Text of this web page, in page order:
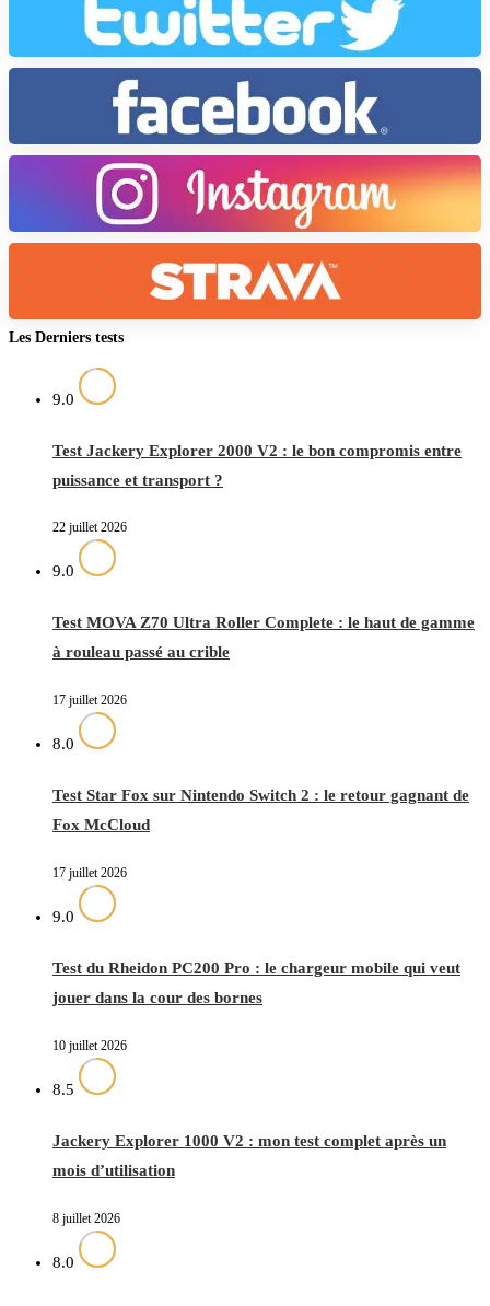
Les Derniers tests
9.0
Test Jackery Explorer 2000 V2 : le bon compromis entre
puissance et transport ?
22 juillet 2026
9.0
Test MOVA Z70 Ultra Roller Complete : le haut de gamme
à rouleau passé au crible
17 juillet 2026
8.0
Test Star Fox sur Nintendo Switch 2 : le retour gagnant de
Fox McCloud
17 juillet 2026
9.0
Test du Rheidon PC200 Pro : le chargeur mobile qui veut
jouer dans la cour des bornes
10 juillet 2026
8.5
Jackery Explorer 1000 V2 : mon test complet après un
mois d’utilisation
8 juillet 2026
8.0